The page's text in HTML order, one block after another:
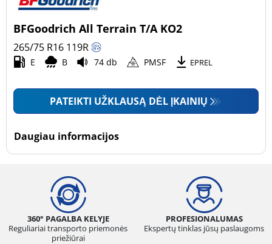
BFGoodrich All Terrain T/A KO2
265/75 R16 119R
E B 74 db PMSF EPREL
PATEIKTI UŽKLAUSĄ DĖL ĮKAINIŲ
Daugiau informacijos
360° PAGALBA KELYJE
Reguliariai transporto priemonės
priežiūrai
PROFESIONALUMAS
Ekspertų tinklas jūsų paslaugoms